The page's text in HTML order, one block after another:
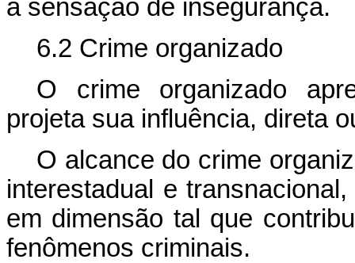
a sensação de insegurança.
6.2 Crime organizado
O crime organizado
projeta sua influência, direta
O alcance do crime
interestadual e
em dimensão tal que
fenômenos criminais.